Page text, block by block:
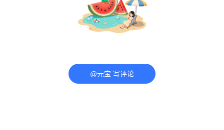
@元宝 写评论